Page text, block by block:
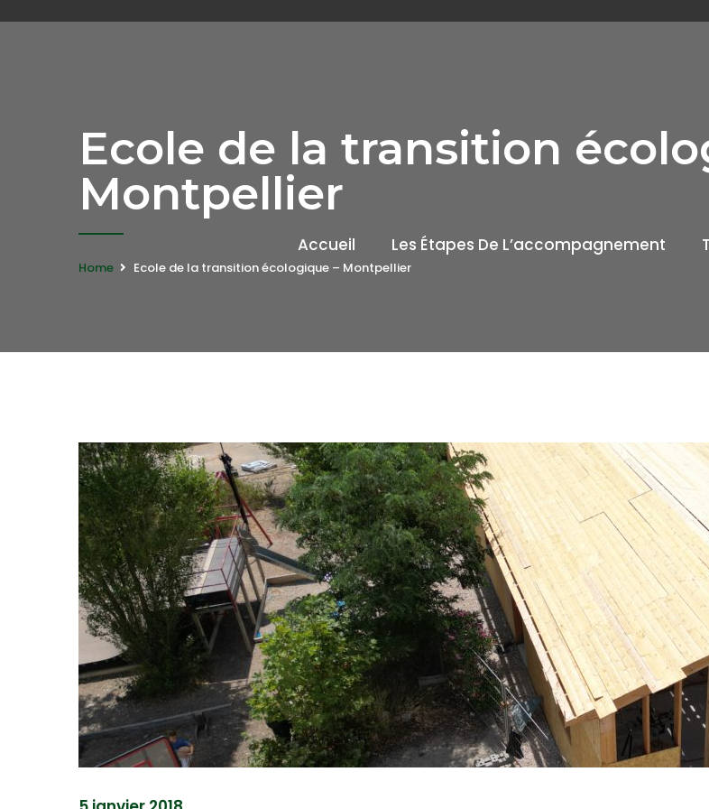
Accueil Les Étapes De L’accompagnement
Ecole de la transition
Montpellier
Home Ecole de la transition écologique – Montpellier